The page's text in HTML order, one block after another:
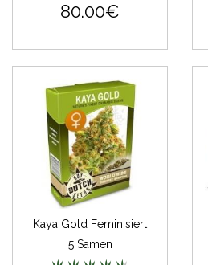
80.00€
Kaya Gold Feminisiert
5 Samen